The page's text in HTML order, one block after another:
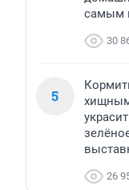
самым
30
5
26